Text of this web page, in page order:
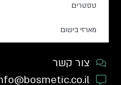
טסטרים
מארזי בישום
צור קשר
info@bosmetic.co.il